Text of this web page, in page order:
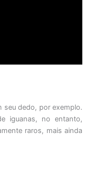
seu dedo, por exemplo.
iguanas, no entanto,
raros, mais ainda